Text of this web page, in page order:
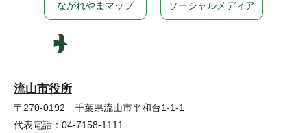
流山市役所
〒270-0192 千葉県流山市平和台1-1-1
代表電話：04-7158-1111
ながれやまマップ ソーシャルメディア